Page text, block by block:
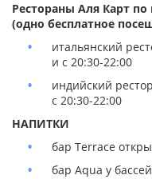
Рестораны Аля Карт
(одно бесплатное
итальянский
и с 20:30-22:00
индийский
с 20:30-22:00
НАПИТКИ
бар Terrace
бар Aqua у